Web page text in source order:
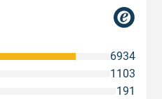
191
1103
6934